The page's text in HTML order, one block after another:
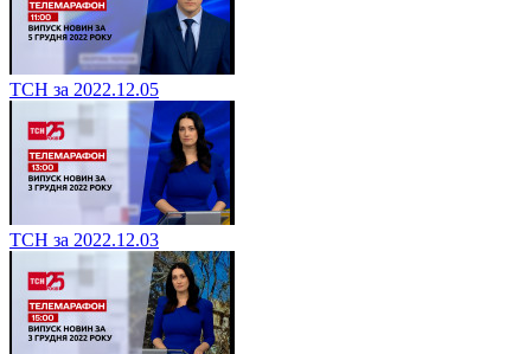
ТСН за 2022.12.05
ТСН за 2022.12.03